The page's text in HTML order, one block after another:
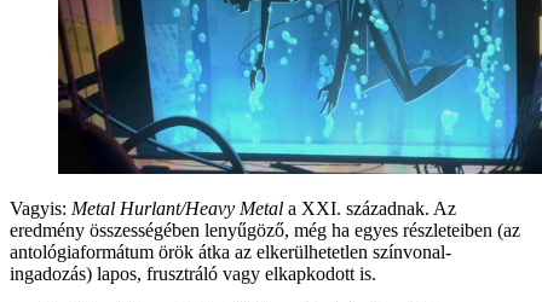
Vagyis: Metal Hurlant/Heavy Metal a XXI. századnak. Az
eredmény összességében lenyűgöző, még ha egyes részleteiben (az
antológiaformátum örök átka az elkerülhetetlen színvonal-
ingadozás) lapos, frusztráló vagy elkapkodott is.